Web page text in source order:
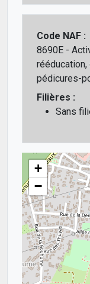
Code NAF :
8690E -
pédicures-
Filières :
Sans
+
−